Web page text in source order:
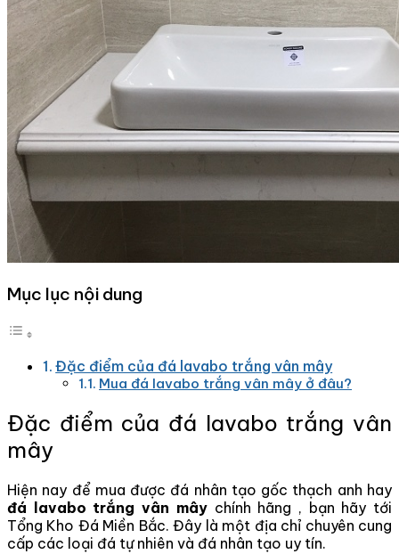
Mục lục nội dung
Đặc điểm của đá lavabo trắng vân mây
Mua đá lavabo trắng vân mây ở đâu?
Đặc điểm của đá lavabo trắng vân
mây
Hiện nay để mua được đá nhân tạo gốc thạch anh hay
đá lavabo trắng vân mâychính hãng , bạn hãy tới
Tổng Kho Đá Miền Bắc. Đây là một địa chỉ chuyên cung
cấp các loại đá tự nhiên và đá nhân tạo uy tín.